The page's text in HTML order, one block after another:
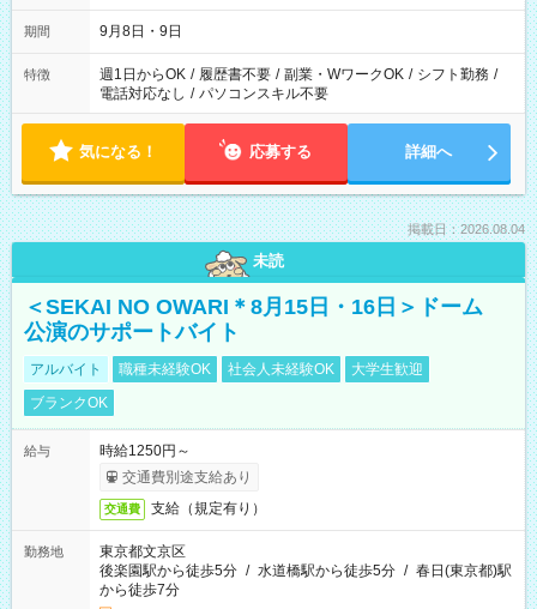
時間は変更となる可能性があります
期間 9月8日・9日
特徴 週1日からOK / 履歴書不要 / 副業・WワークOK / シフト勤務 /
電話対応なし / パソコンスキル不要
気になる！ 応募する 詳細へ
掲載日：2026.08.04
未読
＜SEKAI NO OWARI＊8月15日・16日＞ドーム
公演のサポートバイト
アルバイト 職種未経験OK 社会人未経験OK
大学生歓迎
ブランクOK
給与
時給1250円～
交通費別途支給あり
交通費 支給（規定有り）
勤務地
東京都文京区
後楽園駅から徒歩5分 / 水道橋駅から徒歩5分 / 春日(東京都)駅
から徒歩7分